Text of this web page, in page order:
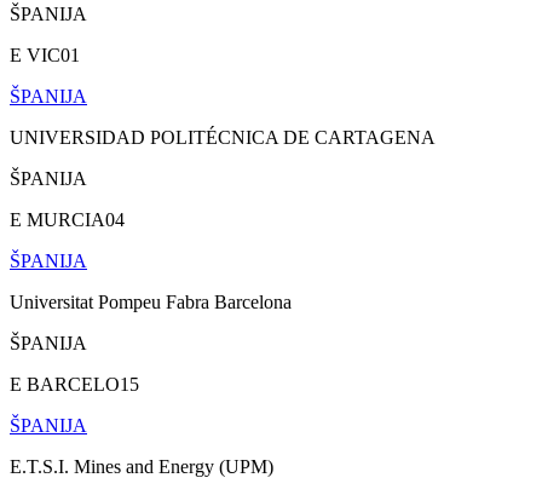
ŠPANIJA
E VIC01
ŠPANIJA
UNIVERSIDAD POLITÉCNICA DE CARTAGENA
ŠPANIJA
E MURCIA04
ŠPANIJA
Universitat Pompeu Fabra Barcelona
ŠPANIJA
E BARCELO15
ŠPANIJA
E.T.S.I. Mines and Energy (UPM)